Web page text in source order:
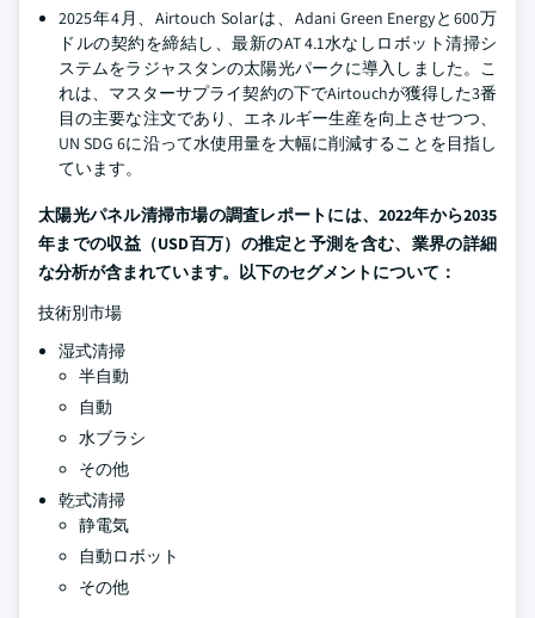
2025年4月、Airtouch Solarは、Adani Green Energyと600万
ドルの契約を締結し、最新のAT 4.1水なしロボット清掃シ
ステムをラジャスタンの太陽光パークに導入しました。こ
れは、マスターサプライ契約の下でAirtouchが獲得した3番
目の主要な注文であり、エネルギー生産を向上させつつ、
UN SDG 6に沿って水使用量を大幅に削減することを目指し
ています。
太陽光パネル清掃市場の調査レポートには、2022年から2035
年までの収益（USD百万）の推定と予測を含む、業界の詳細
な分析が含まれています。以下のセグメントについて：
技術別市場
湿式清掃
半自動
自動
水ブラシ
その他
乾式清掃
静電気
自動ロボット
その他